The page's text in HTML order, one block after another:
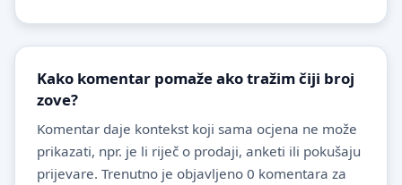
Kako komentar pomaže ako tražim čiji broj
zove?
Komentar daje kontekst koji sama ocjena ne može
prikazati, npr. je li riječ o prodaji, anketi ili pokušaju
prijevare. Trenutno je objavljeno 0 komentara za